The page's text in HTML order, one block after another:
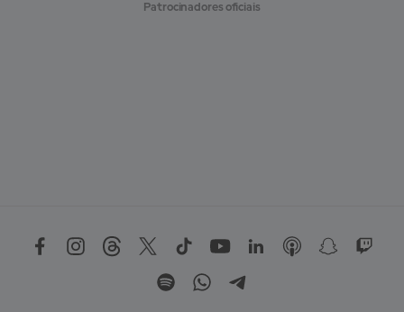
Patrocinadores oficiais